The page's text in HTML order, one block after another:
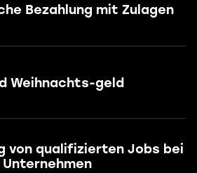
Bezahlung mit Zulagen
Weihnachts-geld
von qualifizierten Jobs bei